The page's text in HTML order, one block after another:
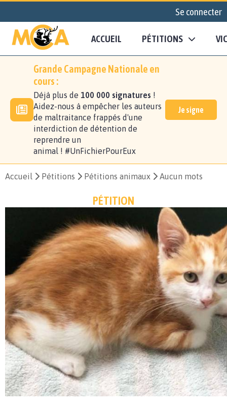
Se connecter
ACCUEIL PÉTITIONS
Grande Campagne Nationale en
cours :
Déjà plus de 100 000 signatures !
Aidez-nous à empêcher les auteurs
de maltraitance frappés d'une
interdiction de détention de
reprendre un
animal ! #UnFichierPourEux
Je signe
Accueil Pétitions Pétitions animaux Aucun mots
PÉTITION